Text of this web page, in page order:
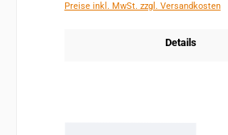
Preise inkl. MwSt. zzgl. Versandkosten
Details